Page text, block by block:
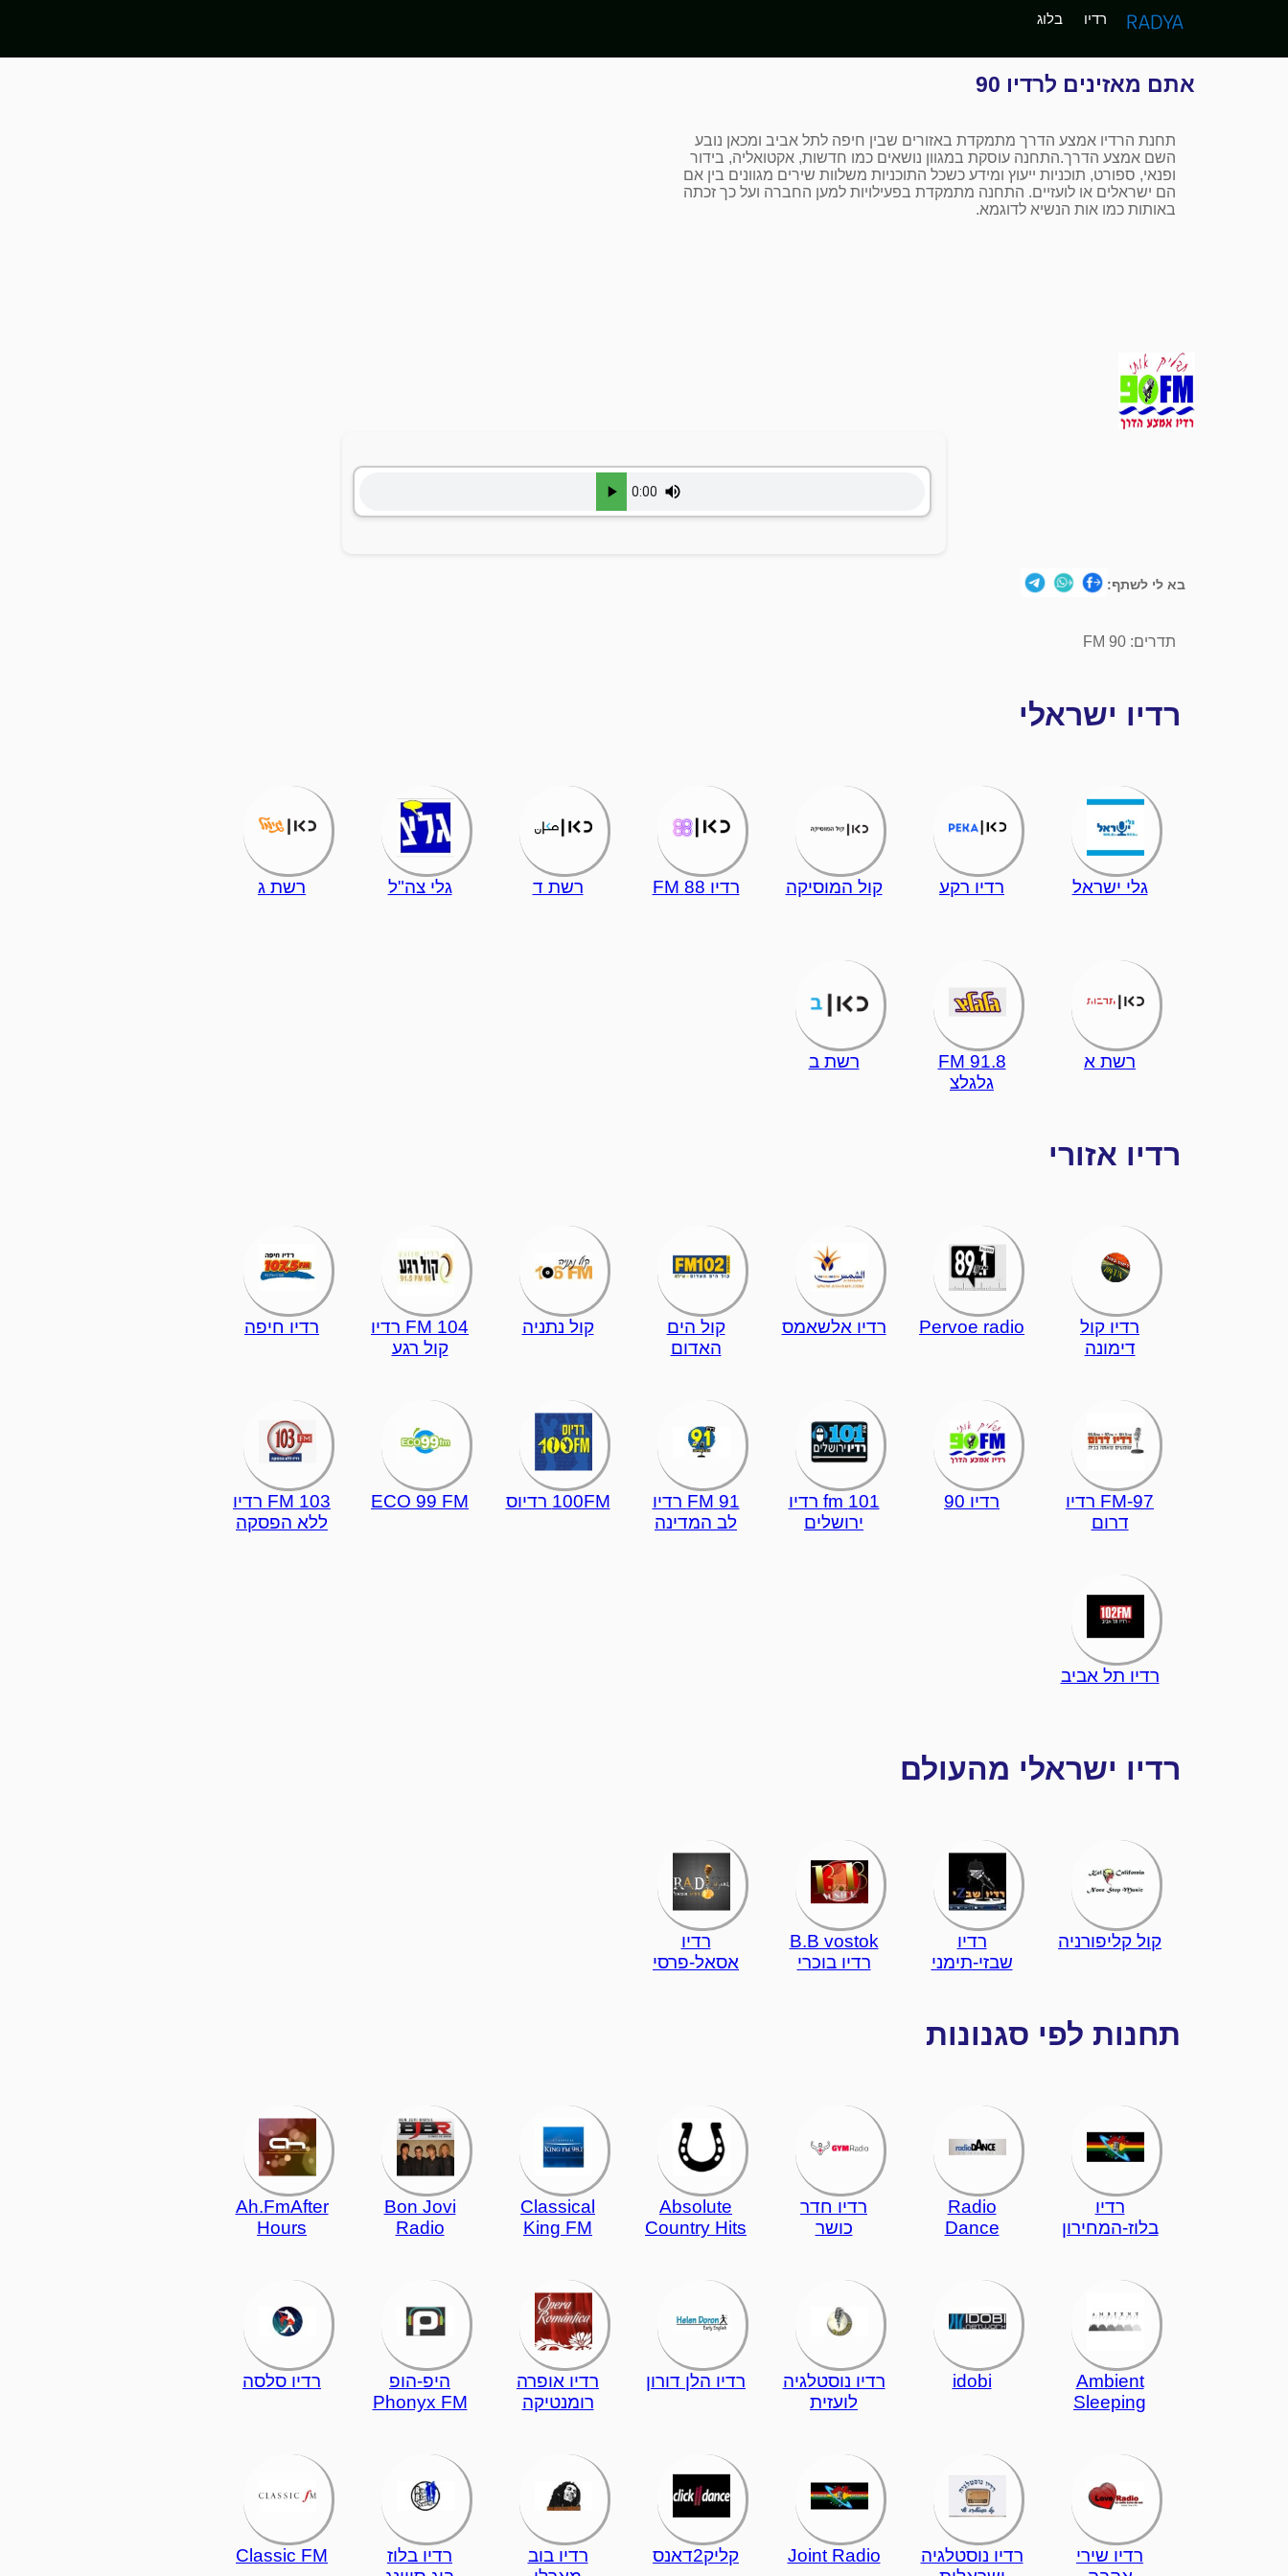
רדיו בלוג
אתם מאזינים לרדיו 90
תחנת הרדיו אמצע הדרך מתמקדת באזורים שבין חיפה לתל אביב ומכאן נובע
השם אמצע הדרך.התחנה עוסקת במגוון נושאים כמו חדשות, אקטואליה, בידור
ופנאי, ספורט, תוכניות ייעוץ ומידע כשכל התוכניות משלוות שירים מגוונים בין אם
הם ישראלים או לועזיים. התחנה מתמקדת בפעילויות למען החברה ועל כך זכתה
באותות כמו אות הנשיא לדוגמא.
בא לי לשתף:
תדרים: 90 FM
רדיו ישראלי
גלי ישראל רדיו רקע קול המוסיקה רדיו 88 FM רשת ד גלי צה"ל רשת ג
רשת א
91.8 FM
גלגלצ
רשת ב
רדיו אזורי
רדיו קול
דימונה
Pervoe radio רדיו אלשאמס
קול הים
האדום
קול נתניה
104 FM רדיו
קול רגע
רדיו חיפה
97-FM רדיו
דרום
רדיו 90
101 fm רדיו
ירושלים
91 FM רדיו
לב המדינה
100FM רדיוס ECO 99 FM
103 FM רדיו
ללא הפסקה
רדיו תל אביב
רדיו ישראלי מהעולם
קול קליפורניה
רדיו
שבזי-תימני
B.B vostok
רדיו בוכרי
רדיו
אסאל-פרסי
תחנות לפי סגנונות
רדיו
בלוז-המחירון
Radio
Dance
רדיו חדר
כושר
Absolute
Country Hits
Classical
King FM
Bon Jovi
Radio
Ah.FmAfter
Hours
Ambient
Sleeping
idobi
רדיו נוסטלגיה
לועזית
רדיו הלן דורון
רדיו אופרה
רומנטיקה
היפ-הופ
Phonyx FM
רדיו סלסה
רדיו שירי
רדיו נוסטלגיה
Joint Radio קליק2דאנס
רדיו בוב
רדיו בלוז
Classic FM